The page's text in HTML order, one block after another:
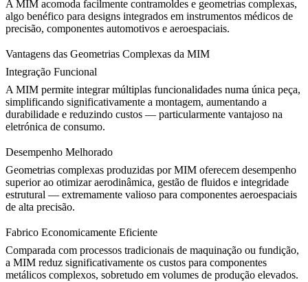
A MIM acomoda facilmente contramoldes e geometrias complexas,
algo benéfico para designs integrados em instrumentos médicos de
precisão, componentes automotivos e aeroespaciais.
Vantagens das Geometrias Complexas da MIM
Integração Funcional
A MIM permite integrar múltiplas funcionalidades numa única peça,
simplificando significativamente a montagem, aumentando a
durabilidade e reduzindo custos — particularmente vantajoso na
eletrónica de consumo.
Desempenho Melhorado
Geometrias complexas produzidas por MIM oferecem desempenho
superior ao otimizar aerodinâmica, gestão de fluidos e integridade
estrutural — extremamente valioso para componentes aeroespaciais
de alta precisão.
Fabrico Economicamente Eficiente
Comparada com processos tradicionais de maquinação ou fundição,
a MIM reduz significativamente os custos para componentes
metálicos complexos, sobretudo em volumes de produção elevados.